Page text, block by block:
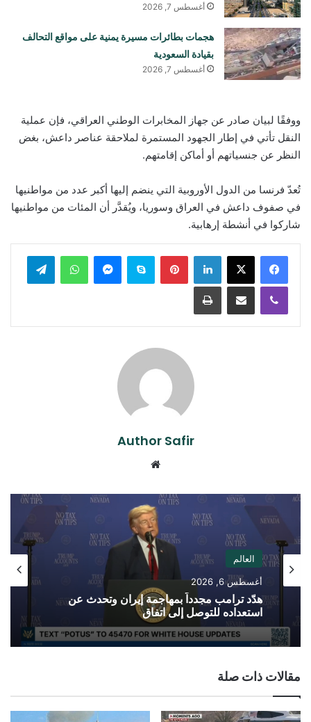
أغسطس 7, 2026
هجمات بطائرات مسيرة يمنية على مواقع التحالف
بقيادة السعودية
أغسطس 7, 2026
ووفقًا لبيان صادر عن جهاز المخابرات الوطني العراقي، فإن عملية
النقل تأتي في إطار الجهود المستمرة لملاحقة عناصر داعش، بغض
النظر عن جنسياتهم أو أماكن إقامتهم.
تُعدّ فرنسا من الدول الأوروبية التي ينضم إليها أكبر عدد من مواطنيها
في صفوف داعش في العراق وسوريا، ويُقدَّر أن المئات من مواطنيها
شاركوا في أنشطة إرهابية.
لينكدإن بينتيريستسكايب ماسنجر واتساب تيلقرام
ڤايبر مشاركة عبر البريد طباعة
Author Safir
العالم
أغسطس 6, 2026
هدّد ترامب مجدداً بمهاجمة إيران وتحدث عن
استعداده للتوصل إلى اتفاق
مقالات ذات صلة